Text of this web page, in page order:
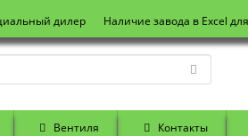
дилер Наличие завода в Excel
Вентиля Контакты